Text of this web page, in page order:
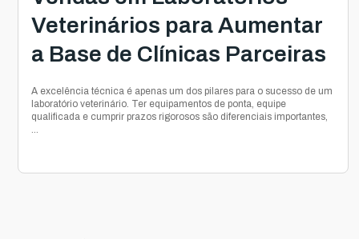
Veterinários para Aumentar
a Base de Clínicas Parceiras
A excelência técnica é apenas um dos pilares para o sucesso de um
laboratório veterinário. Ter equipamentos de ponta, equipe
qualificada e cumprir prazos rigorosos são diferenciais importantes,
...